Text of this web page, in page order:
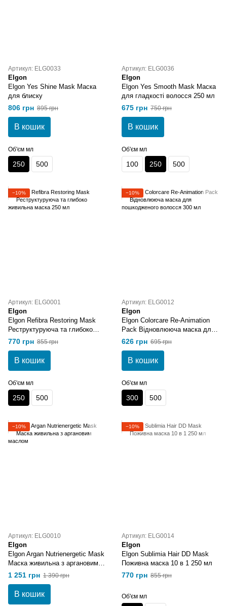
Артикул: ELG0033
Elgon
Elgon Yes Shine Mask Маска
для блиску
806 грн 895 грн
В кошик
Об'єм мл
250 500
Артикул: ELG0036
Elgon
Elgon Yes Smooth Mask Маска
для гладкості волосся 250 мл
675 грн 750 грн
В кошик
Об'єм мл
100 250 500
−10%
Артикул: ELG0001
Elgon
Elgon Refibra Restoring Mask
Реструктуруюча та глибоко
живильна маска 250 мл
770 грн 855 грн
В кошик
Об'єм мл
250 500
−10%
Артикул: ELG0012
Elgon
Elgon Colorcare Re-Animation
Pack Відновлююча маска для
пошкодженого волосся 300 мл
626 грн 695 грн
В кошик
Об'єм мл
300 500
−10%
Артикул: ELG0010
Elgon
Elgon Argan Nutrienergetic Mask
Маска живильна з аргановим
маслом
1 251 грн 1 390 грн
В кошик
−10%
Артикул: ELG0014
Elgon
Elgon Sublimia Hair DD Mask
Поживна маска 10 в 1 250 мл
770 грн 855 грн
Об'єм мл